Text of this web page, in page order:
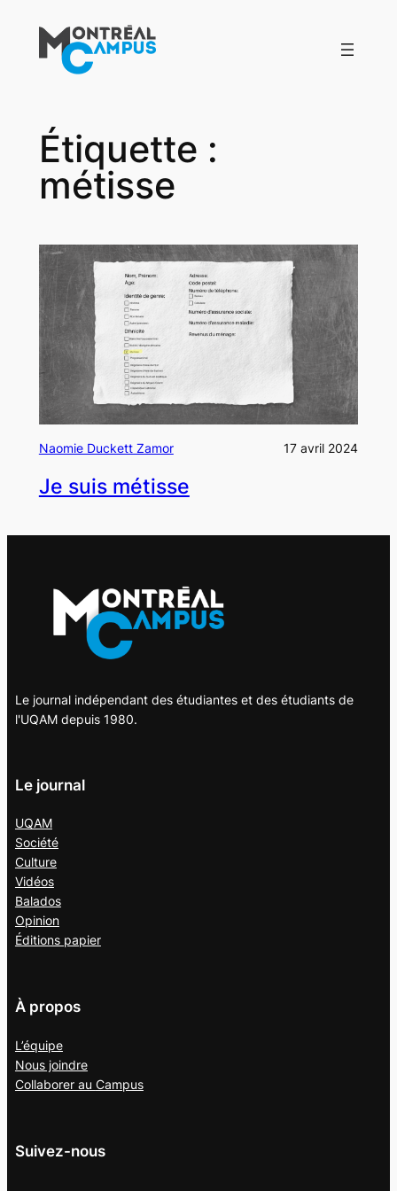
contenu
Étiquette :
métisse
Naomie Duckett Zamor 17 avril 2024
Je suis métisse
Le journal indépendant des étudiantes et des étudiants de
l'UQAM depuis 1980.
Le journal
UQAM
Société
Culture
Vidéos
Balados
Opinion
Éditions papier
À propos
L’équipe
Nous joindre
Collaborer au Campus
Suivez-nous